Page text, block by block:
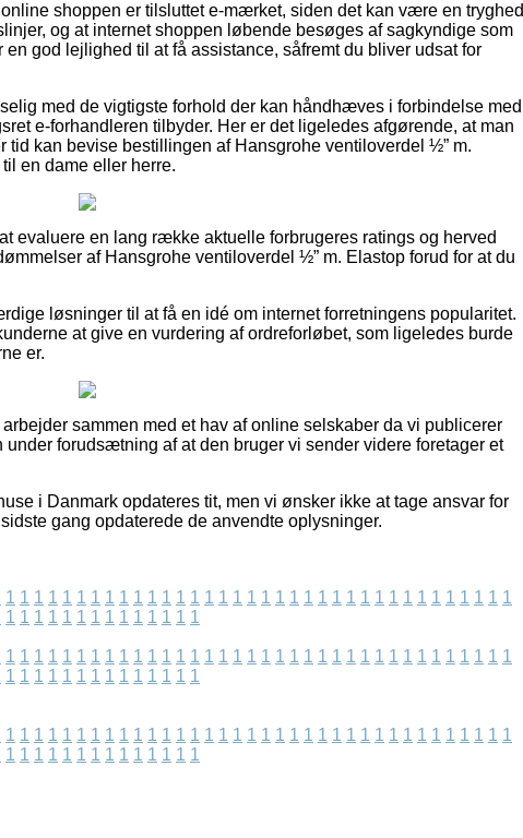
shoppen er tilsluttet e-mærket, siden det kan være en tryghed
og at internet shoppen løbende besøges af sagkyndige som
god lejlighed til at få assistance, såfremt du bliver udsat for
med de vigtigste forhold der kan håndhæves i forbindelse med
e-forhandleren tilbyder. Her er det ligeledes afgørende, at man
tid kan bevise bestillingen af Hansgrohe ventiloverdel ½” m.
en dame eller herre.
evaluere en lang række aktuelle forbrugeres ratings og herved
af Hansgrohe ventiloverdel ½” m. Elastop forud for at du
løsninger til at få en idé om internet forretningens popularitet.
at give en vurdering af ordreforløbet, som ligeledes burde
er.
sammen med et hav af online selskaber da vi publicerer
forudsætning af at den bruger vi sender videre foretager et
i Danmark opdateres tit, men vi ønsker ikke at tage ansvar for
gang opdaterede de anvendte oplysninger.
1 1 1 1 1 1 1 1 1 1 1 1 1 1 1 1 1 1 1 1 1 1 1 1 1 1 1 1 1 1 1 1 1 1 1 1
1 1 1 1 1 1 1 1 1 1 1 1 1 1
1 1 1 1 1 1 1 1 1 1 1 1 1 1 1 1 1 1 1 1 1 1 1 1 1 1 1 1 1 1 1 1 1 1 1 1
1 1 1 1 1 1 1 1 1 1 1 1 1 1
1 1 1 1 1 1 1 1 1 1 1 1 1 1 1 1 1 1 1 1 1 1 1 1 1 1 1 1 1 1 1 1 1 1 1 1
1 1 1 1 1 1 1 1 1 1 1 1 1 1